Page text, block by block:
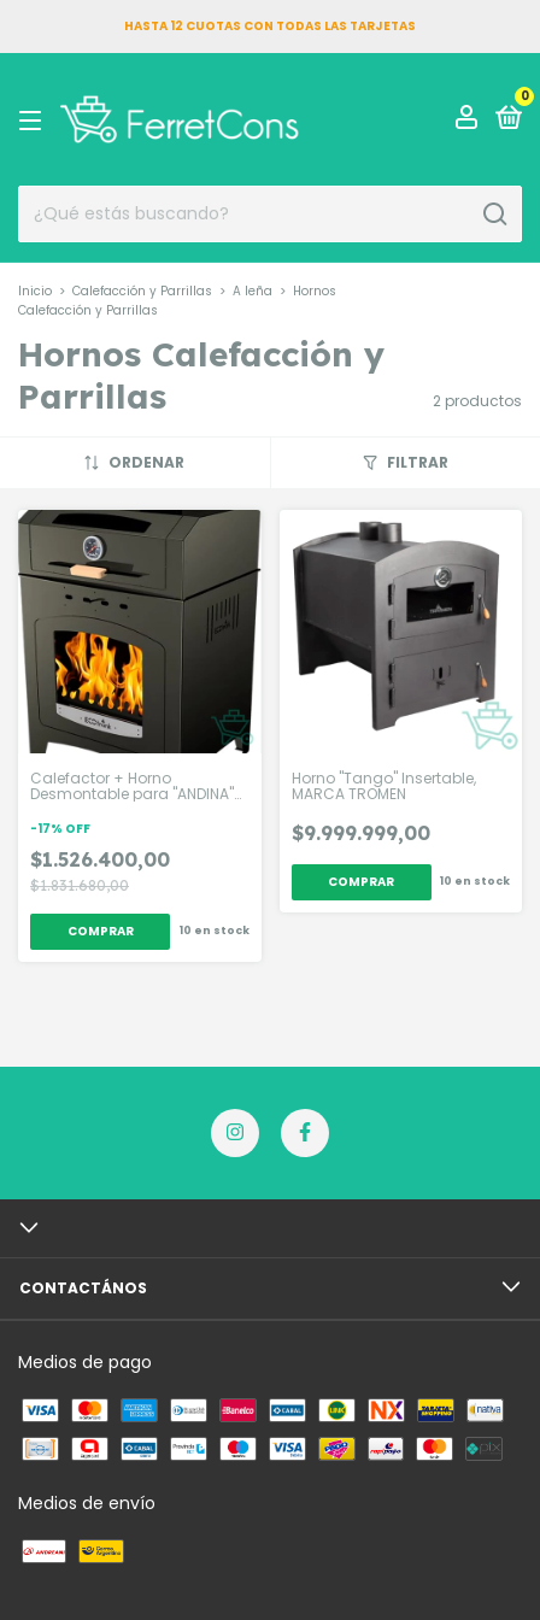
HASTA 12 CUOTAS CON TODAS LAS TARJETAS
0
Inicio > Calefacción y Parrillas > A leña > Hornos
Calefacción y Parrillas
Hornos Calefacción y
Parrillas
2 productos
ORDENAR FILTRAR
Calefactor + Horno
Desmontable para "ANDINA"
-17% OFF
$1.526.400,00
$1.831.680,00
10 en stock
Horno "Tango" Insertable,
MARCA TROMEN
$9.999.999,00
10 en stock
CONTACTÁNOS
Medios de pago
Medios de envío